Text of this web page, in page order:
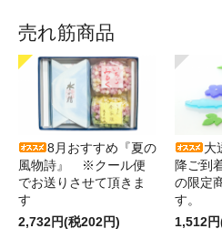
売れ筋商品
8月おすすめ『夏の
風物詩』 ※クール便
でお送りさせて頂きま
す
2,732円(税202円)
大
降ご到
の限定
す。
1,512